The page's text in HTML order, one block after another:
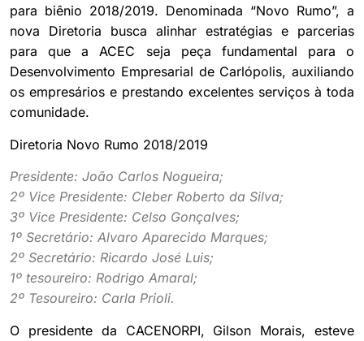
para biênio 2018/2019. Denominada “Novo Rumo”, a
nova Diretoria busca alinhar estratégias e parcerias
para que a ACEC seja peça fundamental para o
Desenvolvimento Empresarial de Carlópolis, auxiliando
os empresários e prestando excelentes serviços à toda
comunidade.
Diretoria Novo Rumo 2018/2019
Presidente: João Carlos Nogueira;
2º Vice Presidente: Cleber Roberto da Silva;
3º Vice Presidente: Celso Gonçalves;
1º Secretário: Alvaro Aparecido Marques;
2º Secretário: Ricardo José Luis;
1º tesoureiro: Rodrigo Amaral;
2º Tesoureiro: Carla Prioli.
O presidente da CACENORPI, Gilson Morais, esteve